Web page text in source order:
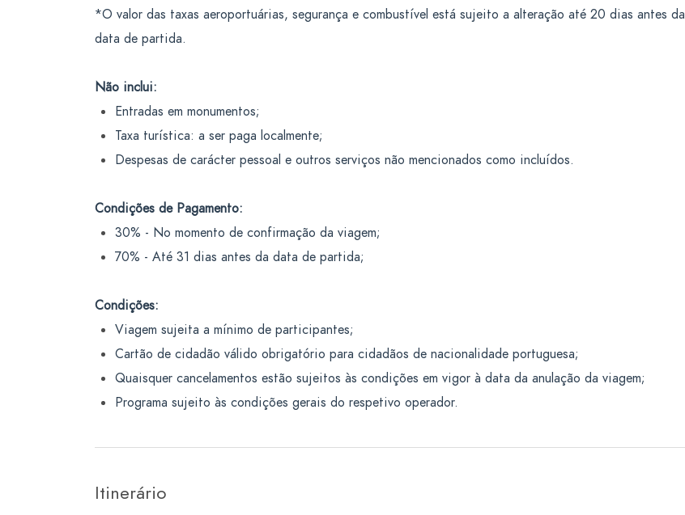
*O valor das taxas aeroportuárias, segurança e combustível está sujeito a alteração até 20 dias antes da
data de partida.
Não inclui:
Entradas em monumentos;
Taxa turística: a ser paga localmente;
Despesas de carácter pessoal e outros serviços não mencionados como incluídos.
Condições de Pagamento:
30% - No momento de confirmação da viagem;
70% - Até 31 dias antes da data de partida;
Condições:
Viagem sujeita a mínimo de participantes;
Cartão de cidadão válido obrigatório para cidadãos de nacionalidade portuguesa;
Quaisquer cancelamentos estão sujeitos às condições em vigor à data da anulação da viagem;
Programa sujeito às condições gerais do respetivo operador.
Itinerário